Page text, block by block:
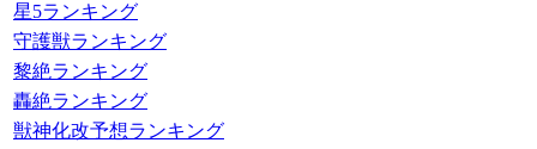
星5ランキング
守護獣ランキング
黎絶ランキング
轟絶ランキング
獣神化改予想ランキング